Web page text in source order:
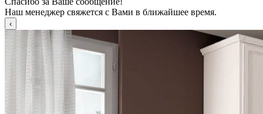
Наш менеджер свяжется с Вами в ближайшее время.